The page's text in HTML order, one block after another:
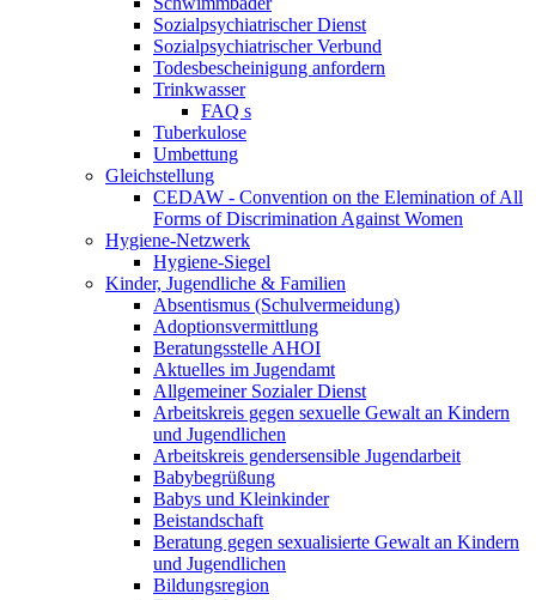
Sozialpsychiatrischer Dienst
Sozialpsychiatrischer Verbund
Todesbescheinigung anfordern
Trinkwasser
FAQ s
Tuberkulose
Umbettung
Gleichstellung
CEDAW - Convention on the Elemination of All
Forms of Discrimination Against Women
Hygiene-Netzwerk
Hygiene-Siegel
Kinder, Jugendliche & Familien
Absentismus (Schulvermeidung)
Adoptionsvermittlung
Beratungsstelle AHOI
Aktuelles im Jugendamt
Allgemeiner Sozialer Dienst
Arbeitskreis gegen sexuelle Gewalt an Kindern
und Jugendlichen
Arbeitskreis gendersensible Jugendarbeit
Babybegrüßung
Babys und Kleinkinder
Beistandschaft
Beratung gegen sexualisierte Gewalt an Kindern
und Jugendlichen
Bildungsregion